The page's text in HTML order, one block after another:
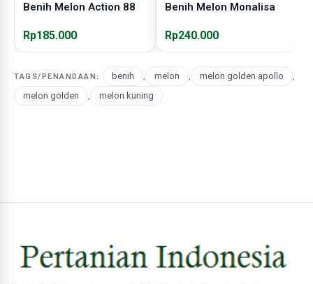
Benih Melon Action 88
Rp185.000
Benih Melon Monalisa
Rp240.000
TAGS/PENANDAAN: benih , melon , melon golden apollo
,
melon golden
, melon kuning